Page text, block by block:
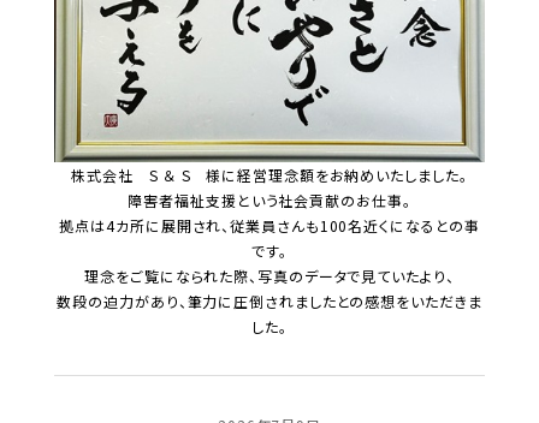
株式会社 S ＆ S 様に経営理念額をお納めいたしました。
障害者福祉支援という社会貢献のお仕事。
拠点は4カ所に展開され、従業員さんも100名近くになるとの事
です。
理念をご覧になられた際、写真のデータで見ていたより、
数段の迫力があり、筆力に圧倒されましたとの感想をいただきま
した。